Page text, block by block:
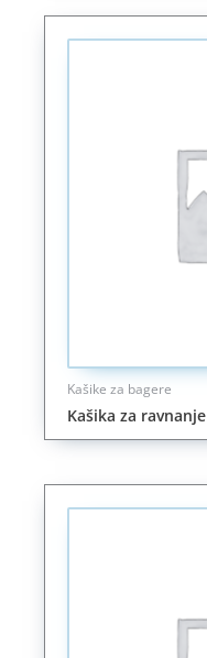
Kašike za bagere
Kašika za ravnanje